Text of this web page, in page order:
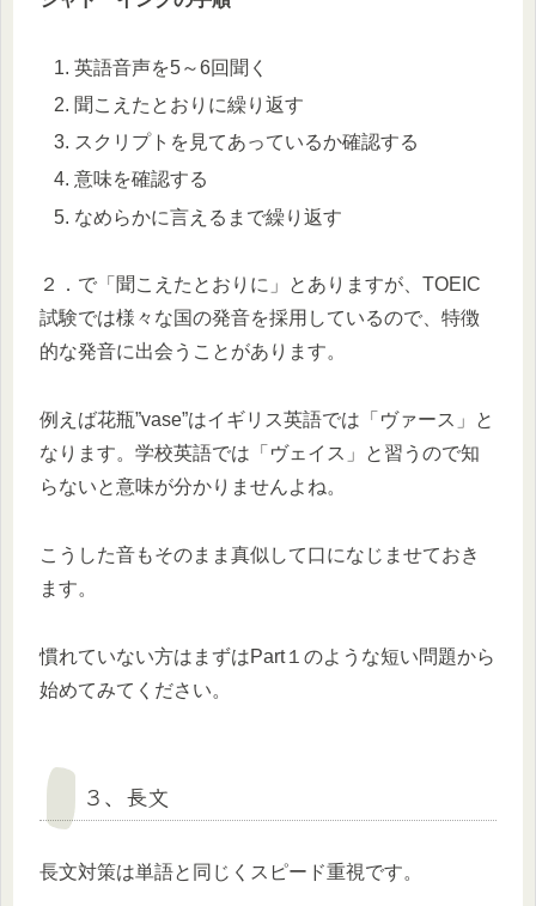
英語音声を5～6回聞く
聞こえたとおりに繰り返す
スクリプトを見てあっているか確認する
意味を確認する
なめらかに言えるまで繰り返す
２．で「聞こえたとおりに」とありますが、TOEIC
試験では様々な国の発音を採用しているので、特徴
的な発音に出会うことがあります。
例えば花瓶”vase”はイギリス英語では「ヴァース」と
なります。学校英語では「ヴェイス」と習うので知
らないと意味が分かりませんよね。
こうした音もそのまま真似して口になじませておき
ます。
慣れていない方はまずはPart１のような短い問題から
始めてみてください。
３、長文
長文対策は単語と同じくスピード重視です。